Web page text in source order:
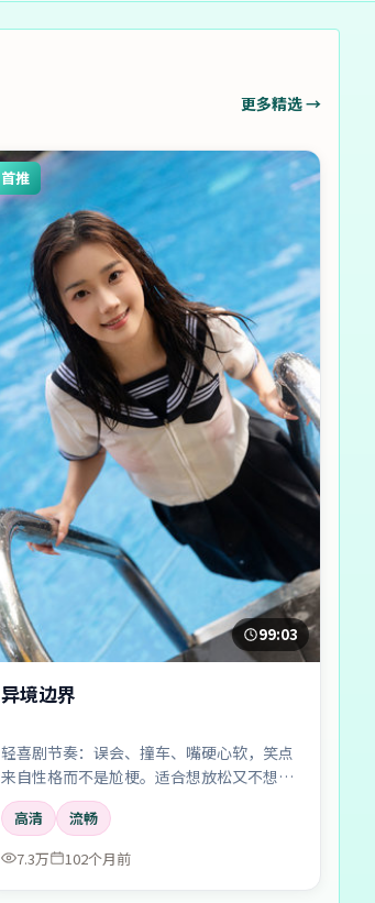
更多精选 →
首推
99:03
异境边界
轻喜剧节奏：误会、撞车、嘴硬心软，笑点
来自性格而不是尬梗。适合想放松又不想看
无脑片的观众。
高清
流畅
7.3万
102个月前